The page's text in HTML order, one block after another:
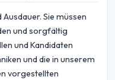
Sie müssen
und sorgfältig
und Kandidaten
und die in unserem
vorgestellten